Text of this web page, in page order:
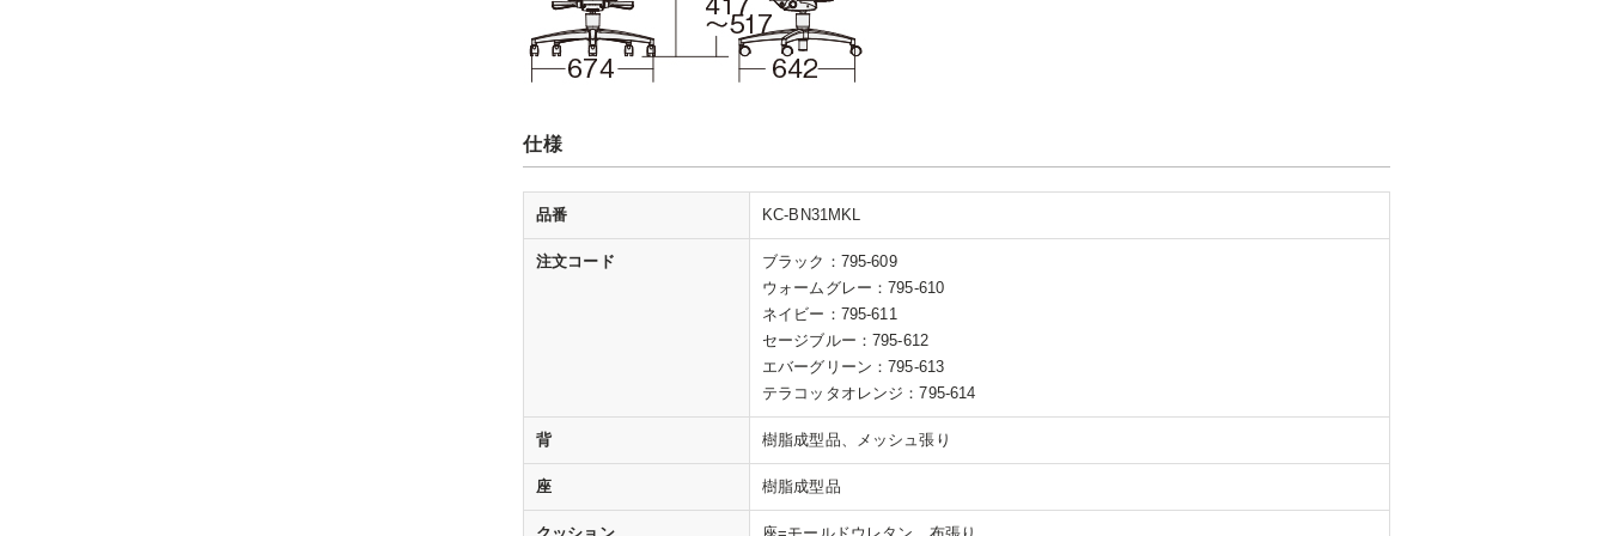
仕様
品番 KC-BN31MKL
注文コード
ブラック：795-609
ウォームグレー：795-610
ネイビー：795-611
セージブルー：795-612
エバーグリーン：795-613
テラコッタオレンジ：795-614
背 樹脂成型品、メッシュ張り
座 樹脂成型品